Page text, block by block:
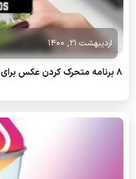
اردیبهشت 21, 1400
8 برنامه متحرک کردن عکس برای اندروید و آیفون